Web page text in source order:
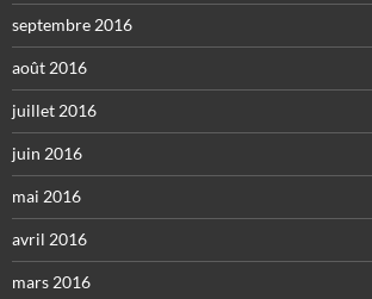
septembre 2016
août 2016
juillet 2016
juin 2016
mai 2016
avril 2016
mars 2016